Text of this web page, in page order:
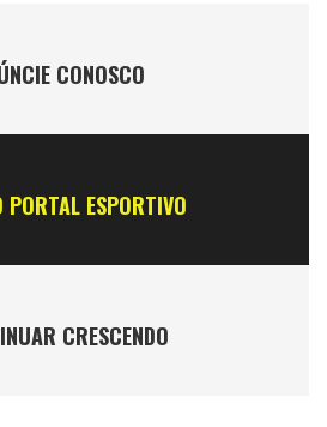
CONOSCO
PORTAL ESPORTIVO
CRESCENDO